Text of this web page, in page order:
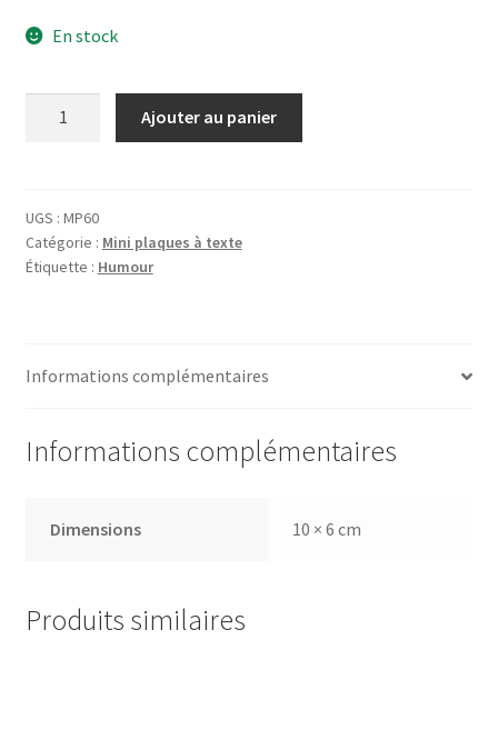
En stock
Méchant
et
Perspicace
Ajouter au panier
UGS : MP60
Catégorie : Mini plaques à texte
Étiquette : Humour
Informations complémentaires
Informations complémentaires
Dimensions 10 × 6 cm
Produits similaires